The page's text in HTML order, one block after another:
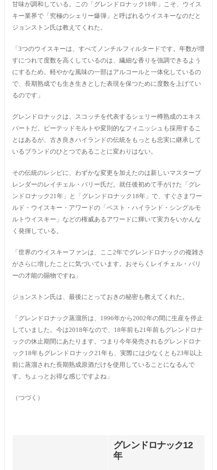
甘味が調和している。この「グレンドロナック18年」こそ、ウイス
キー業界で「究極のシェリー爆弾」と呼ばれるウイスキーなのだと
ジョンストン氏は教えてくれた。
「3つのウイスキーは、すべてノンチルフィルタードです。年数が増
すにつれて度数を高くしているのは、繊細な香りを強調できるよう
にするため。軽やかな風味の一部はアルコールと一体化しているの
で、長期熟成でも生き生きとした表現を保つために度数を上げてい
るのです」
グレンドロナックは、スコッチを代表するシェリー樽熟成のエキス
パートだ。ピーテッドモルトや変則的なフィニッシュも採用するこ
とはあるが、古き良きハイランドの伝統をもっとも忠実に継承して
いるブランドのひとつであることに変わりはない。
その伝統のレシピに、わずかな変更を加えたのは新しいマスターブ
レンダーのレイチェル・バリー氏だ。就任後初めて手がけた「グレ
ンドロナック21年」と「グレンドロナック18年」で、すぐさまワー
ルド・ウイスキー・アワードの「ベスト・ハイランド・シングルモ
ルトウイスキー」などの権威あるアワードに輝いて実力をいかんな
く発揮している。
「世界のウイスキーファンは、ここ2年でグレンドロナックの複雑さ
がさらに増したことに気づいています。おそらくレイチェル・バリ
ーの才能の賜物ですね」
ジョンストン氏は、最後にとっておきの秘密も教えてくれた。
「グレンドロナック蒸溜所は、1996年から2002年の間に生産を停止
していました。今は2018年なので、18年前も21年前もグレンドロナ
ックの休止期間にあたります。つまり今年発売されるグレンドロナ
ック18年もグレンドロナック21年も、実際には少なくとも23年以上
前に蒸溜された長期熟成原酒だけを使用していることになるんで
す。ちょっとお得な感じですよね」
（つづく）
グレンドロナック12
年